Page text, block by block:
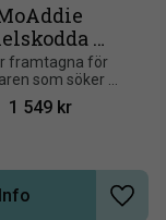
Gun Metal-
logodetalj
framtagna för
som söker
komfort och en
stilren look
1 549 kr
Lägg
Info